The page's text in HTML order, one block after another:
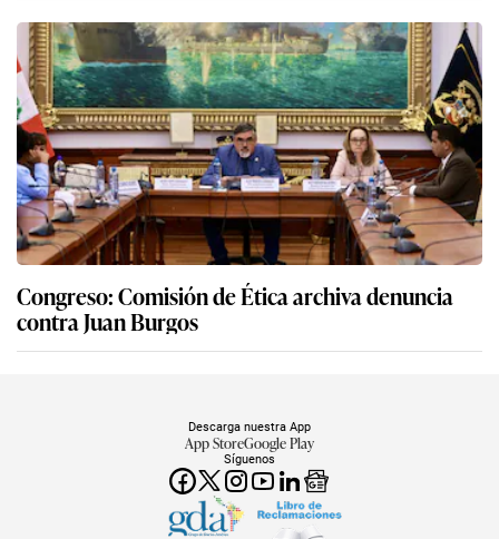
Congreso: Comisión de Ética archiva denuncia
contra Juan Burgos
Síguenos
Descarga nuestra App
App StoreGoogle Play